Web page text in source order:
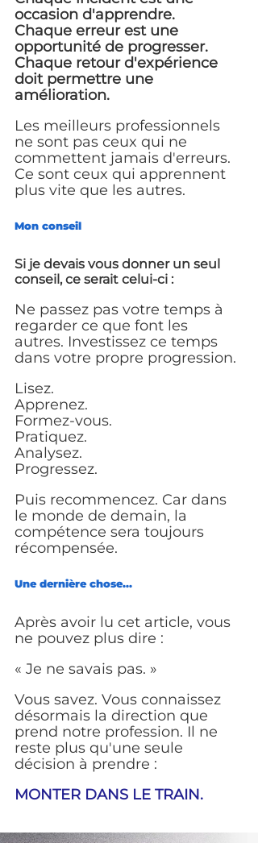
occasion d'apprendre.
Chaque erreur est une
opportunité de progresser.
Chaque retour d'expérience
doit permettre une
amélioration.
Les meilleurs professionnels
ne sont pas ceux qui ne
commettent jamais d'erreurs.
Ce sont ceux qui apprennent
plus vite que les autres.
Mon conseil
Si je devais vous donner un seul
conseil, ce serait celui-ci :
Ne passez pas votre temps à
regarder ce que font les
autres. Investissez ce temps
dans votre propre progression.
Lisez.
Apprenez.
Formez-vous.
Pratiquez.
Analysez.
Progressez.
Puis recommencez. Car dans
le monde de demain, la
compétence sera toujours
récompensée.
Une dernière chose...
Après avoir lu cet article, vous
ne pouvez plus dire :
« Je ne savais pas. »
Vous savez. Vous connaissez
désormais la direction que
prend notre profession. Il ne
reste plus qu'une seule
décision à prendre :
MONTER DANS LE TRAIN.